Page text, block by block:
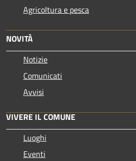
Agricoltura e pesca
NOVITÀ
Notizie
Comunicati
Avvisi
VIVERE IL COMUNE
Luoghi
Eventi